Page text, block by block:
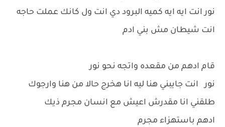
نور انت ايه ايه كميه البرود دي انت ول كانك عملت حاجه
انت شيطان مش بني ادم
قام ادهم من مقعده واتجه نحو نور
نور انت جايبني هنا ليه انا هخرج حالا من هنا وارجوك
طلقني انا مقدرش اعيش مع انسان مجرم ذيك
ادهم باستهزاء مجرم